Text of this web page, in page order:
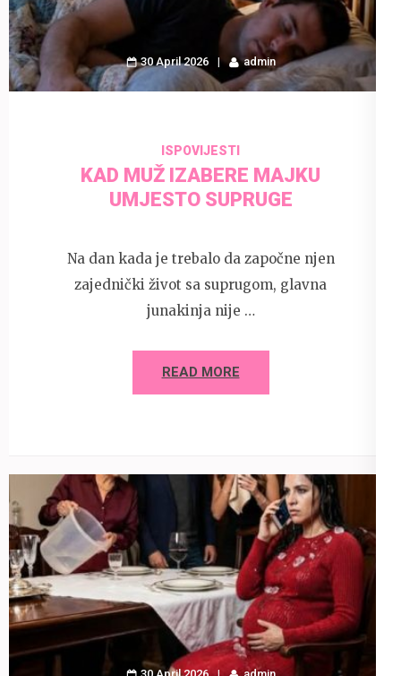
30 April 2026 admin
ISPOVIJESTI
KAD MUŽ IZABERE MAJKU
UMJESTO SUPRUGE
Na dan kada je trebalo da započne njen
zajednički život sa suprugom, glavna
junakinja nije …
READ MORE